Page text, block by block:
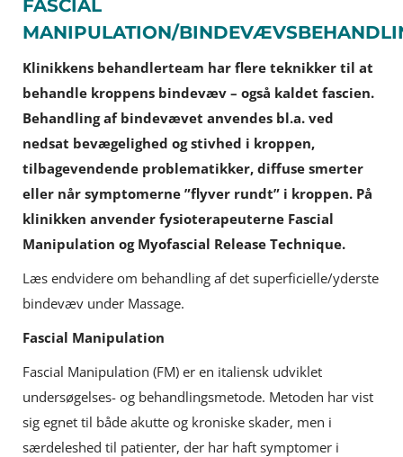
FASCIAL
MANIPULATION/
Klinikkens behandlerteam har flere teknikker til at
behandle kroppens bindevæv – også kaldet fascien.
Behandling af bindevævet anvendes bl.a. ved
nedsat bevægelighed og stivhed i kroppen,
tilbagevendende problematikker, diffuse smerter
eller når symptomerne ”flyver rundt” i kroppen. På
klinikken anvender fysioterapeuterne Fascial
Manipulation og Myofascial Release Technique.
Læs endvidere om behandling af det superficielle/yderste
bindevæv under Massage.
Fascial Manipulation
Fascial Manipulation (FM) er en italiensk udviklet
undersøgelses- og behandlingsmetode. Metoden har vist
sig egnet til både akutte og kroniske skader, men i
særdeleshed til patienter, der har haft symptomer i